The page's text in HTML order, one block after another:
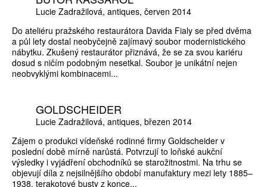
Lucie Zadražilová antiques červen 2014
Do ateliéru pražského restaurátora Davida Fialy se před dvěma
a půl lety dostal neobyčejně zajímavý soubor modernistického
nábytku. Zkušený restaurátor přiznává, že se za svou kariéru
dosud s ničím podobným nesetkal. Soubor je unikátní nejen
neobvyklými kombinacemi...
GOLDSCHEIDER
Lucie Zadražilová antiques březen 2014
Zájem o produkci vídeňské rodinné firmy Goldscheider v
poslední době mírně narůstá. Potvrzují to loňské aukční
výsledky i vyjádření obchodníků se starožitnostmi. Na trhu se
objevují díla z nejsilnějšího období manufaktury mezi lety 1885–
1938, terakotové busty z konce...